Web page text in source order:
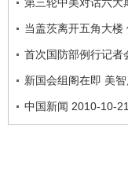
当盖茨离开五角大楼
首次国防部例行记者
新国会组阁在即 美
中国新闻 2010-10-